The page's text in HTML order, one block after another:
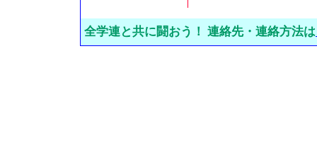
全学連と共に闘おう！ 連絡先・連絡方法は